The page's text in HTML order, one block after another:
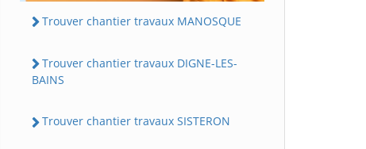
Trouver chantier travaux MANOSQUE
Trouver chantier travaux DIGNE-LES-
BAINS
Trouver chantier travaux SISTERON